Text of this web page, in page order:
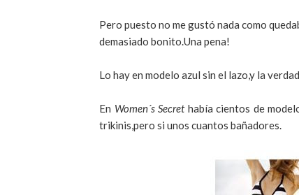
Pero puesto no me gustó nada como
demasiado bonito.Una pena!
Lo hay en modelo azul sin el lazo,y la
En Women´s Secrethabía cientos de
trikinis,pero si unos cuantos bañadores.